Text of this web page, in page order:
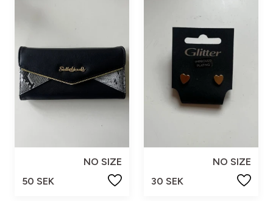
NO SIZE
50 SEK
NO SIZE
30 SEK